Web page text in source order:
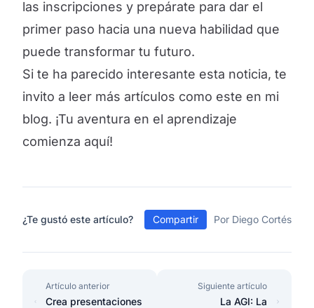
las inscripciones y prepárate para dar el
primer paso hacia una nueva habilidad que
puede transformar tu futuro.
Si te ha parecido interesante esta noticia, te
invito a leer más artículos como este en mi
blog. ¡Tu aventura en el aprendizaje
comienza aquí!
¿Te gustó este artículo? Compartir Por Diego Cortés
Artículo anterior
Crea presentaciones
Siguiente artículo
La AGI: La